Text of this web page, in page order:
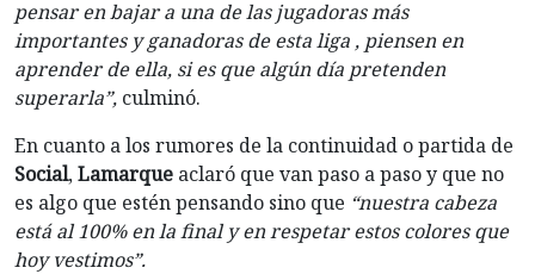
pensar en bajar a una de las jugadoras más
importantes y ganadoras de esta liga , piensen en
aprender de ella, si es que algún día pretenden
superarla”, culminó.
En cuanto a los rumores de la continuidad o partida de
Social,Lamarque aclaró que van paso a paso y que no
es algo que estén pensando sino que “nuestra cabeza
está al 100% en la final y en respetar estos colores que
hoy vestimos”.